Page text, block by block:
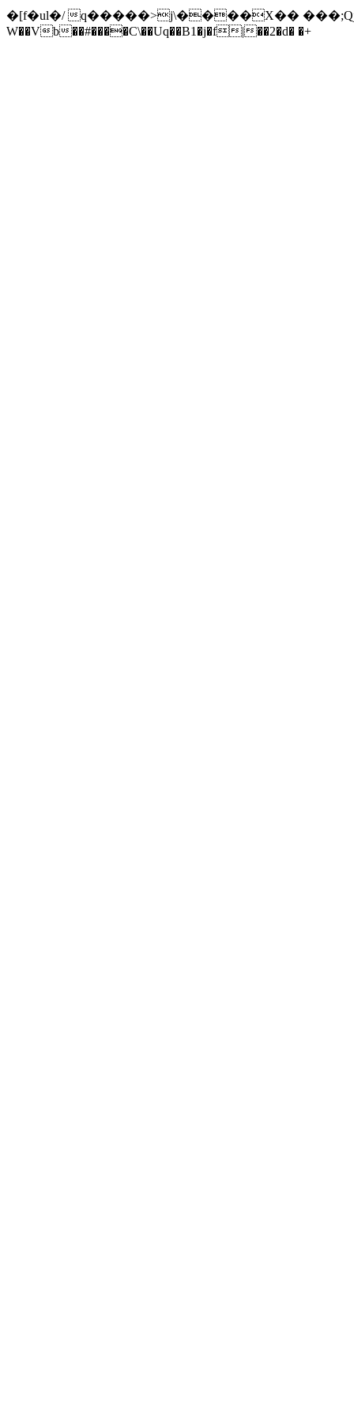
�[f�ul�/ q�����>j\����X�� ���;Qj �
W��Vb��#����C\��Uq��B1�j�f|��2�d� �+